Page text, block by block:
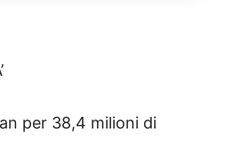
per 38,4 milioni di